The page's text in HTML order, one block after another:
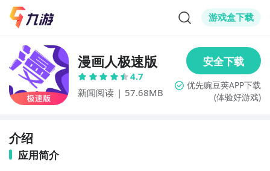
游戏盒下载
漫画人极速版
4.7
新闻阅读 | 57.68MB (体验好游戏)
介绍
应用简介